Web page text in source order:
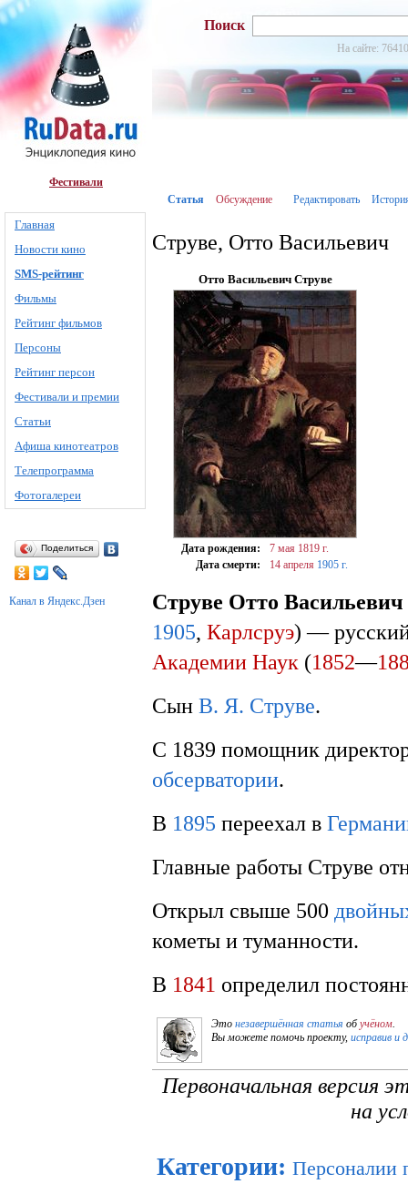
Фестивали
Главная
Новости кино
SMS-рейтинг
Фильмы
Рейтинг фильмов
Персоны
Рейтинг персон
Фестивали и премии
Статьи
Афиша кинотеатров
Телепрограмма
Фотогалереи
Поделиться
Канал в Яндекс.Дзен
Поиск
На сайте:
Статья Обсуждение Редактировать
Струве, Отто Васильевич
Отто Васильевич Струве
Дата рождения: 7 мая 1819 г.
Дата смерти:
14 апреля 1905 г.
Струве Отто Васильевич
1905, Карлсруэ) —
Академии Наук (1852—
Сын В. Я. Струве.
С 1839 помощник
обсерватории.
В 1895 переехал в
Главные работы Струве
Открыл свыше 500
кометы и туманности.
В 1841 определил
Это незавершённая статья обучёном.
Вы можете помочь проекту, исправив и
Первоначальная версия
на
Категории: Персоналии